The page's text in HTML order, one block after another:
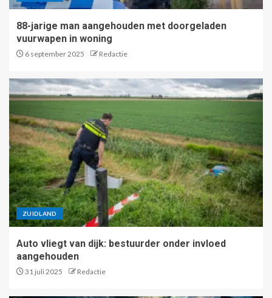
88-jarige man aangehouden met doorgeladen
vuurwapen in woning
6 september 2025 Redactie
ZUIDLAND
Auto vliegt van dijk: bestuurder onder invloed
aangehouden
31 juli 2025 Redactie